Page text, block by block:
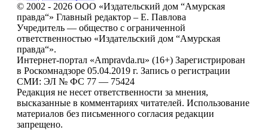
© 2002 - 2026 ООО «Издательский дом “Амурская
правда“» Главный редактор – Е. Павлова
Учредитель — общество с ограниченной
ответственностью «Издательский дом “Амурская
правда“».
Интернет-портал «Ampravda.ru» (16+) Зарегистрирован
в Роскомнадзоре 05.04.2019 г. Запись о регистрации
СМИ: ЭЛ № ФС 77 — 75424
Редакция не несет ответственности за мнения,
высказанные в комментариях читателей. Использование
материалов без письменного согласия редакции
запрещено.